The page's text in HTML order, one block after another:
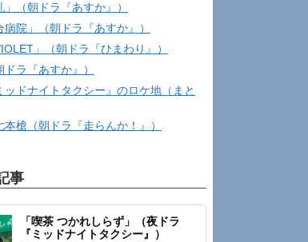
」（朝ドラ『あすか』）
病院」（朝ドラ『あすか』）
」（朝ドラ『ひまわり』）
ラ『あすか』）
ッドナイトタクシー』のロケ地（まと
本槍（朝ドラ『走らんか！』）
事
「喫茶 つかれしらず」（夜ドラ
『ミッドナイトタクシー』）